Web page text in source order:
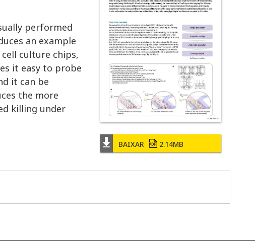
BAIXAR 2.14MB
performed
an example
culture chips,
it easy to probe
it can be
the more
killing under